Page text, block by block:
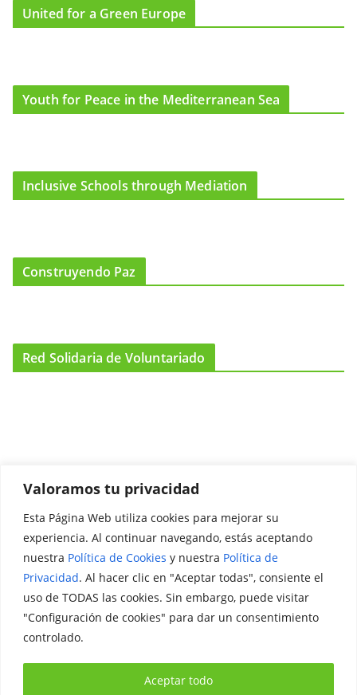
Valoramos tu privacidad
Esta Página Web utiliza cookies para mejorar su
experiencia. Al continuar navegando, estás aceptando
nuestra Política de Cookies y nuestra Política de
Privacidad. Al hacer clic en "Aceptar todas", consiente el
uso de TODAS las cookies. Sin embargo, puede visitar
"Configuración de cookies" para dar un consentimiento
controlado.
Aceptar todo
United for a Green Europe
Youth for Peace in the Mediterranean Sea
Inclusive Schools through Mediation
Construyendo Paz
Red Solidaria de Voluntariado
Promociónate
Legal
Aviso Legal
Política de Privacidad
Política de Cookies